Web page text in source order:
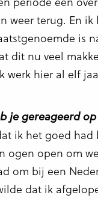
weer terug. En
is
dit nu veel
werk hier al elf
je gereageerd
ik het goed
ogen open om
om bij een
dat ik